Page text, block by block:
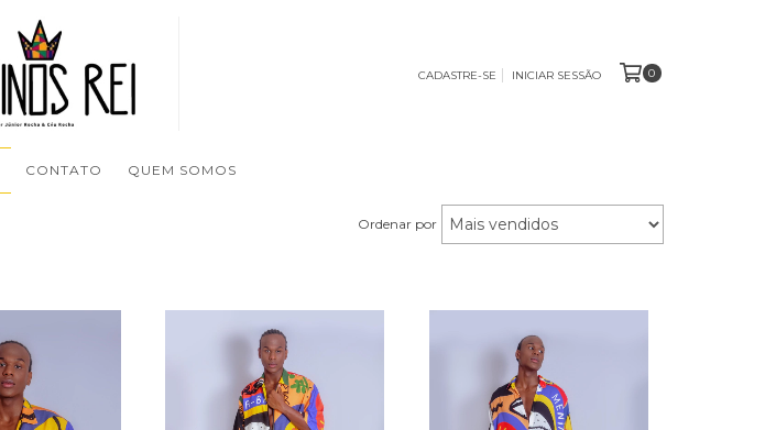
CADASTRE-SE INICIAR SESSÃO 0
CONTATO QUEM SOMOS
Ordenar por